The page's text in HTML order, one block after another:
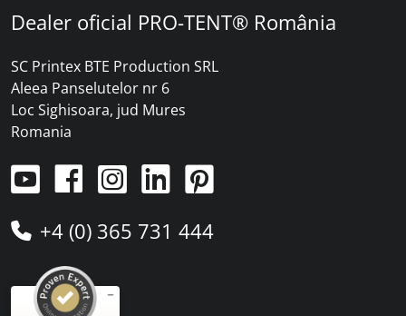
Dealer oficial PRO-TENT® România
SC Printex BTE Production SRL
Aleea Panselutelor nr 6
Loc Sighisoara, jud Mures
Romania
+4 (0) 365 731 444